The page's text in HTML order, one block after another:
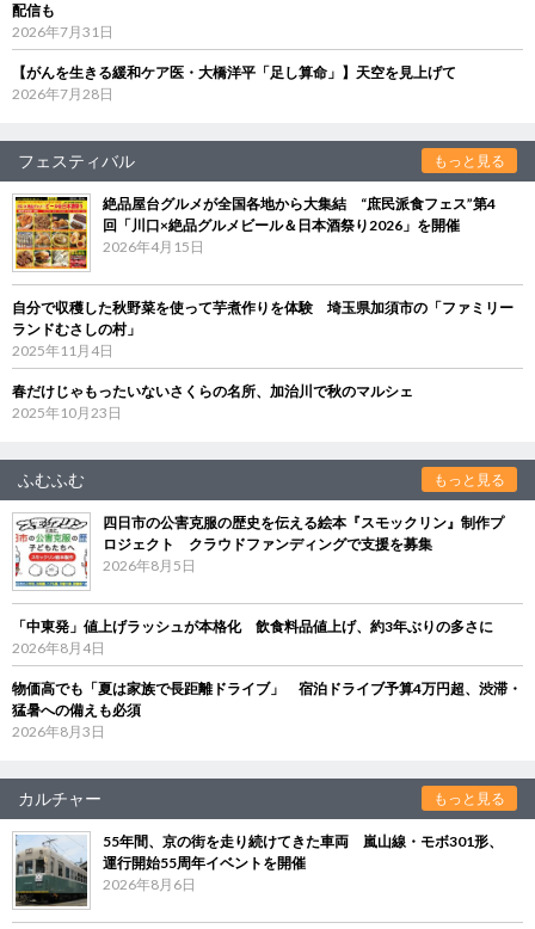
配信も
2026年7月31日
【がんを生きる緩和ケア医・大橋洋平「足し算命」】天空を見上げて
2026年7月28日
フェスティバル もっと見る
絶品屋台グルメが全国各地から大集結 “庶民派食フェス”第4
回「川口×絶品グルメビール＆日本酒祭り2026」を開催
2026年4月15日
自分で収穫した秋野菜を使って芋煮作りを体験 埼玉県加須市の「ファミリー
ランドむさしの村」
2025年11月4日
春だけじゃもったいないさくらの名所、加治川で秋のマルシェ
2025年10月23日
ふむふむ もっと見る
四日市の公害克服の歴史を伝える絵本『スモックリン』制作プ
ロジェクト クラウドファンディングで支援を募集
2026年8月5日
「中東発」値上げラッシュが本格化 飲食料品値上げ、約3年ぶりの多さに
2026年8月4日
物価高でも「夏は家族で長距離ドライブ」 宿泊ドライブ予算4万円超、渋滞・
猛暑への備えも必須
2026年8月3日
カルチャー もっと見る
55年間、京の街を走り続けてきた車両 嵐山線・モボ301形、
運行開始55周年イベントを開催
2026年8月6日